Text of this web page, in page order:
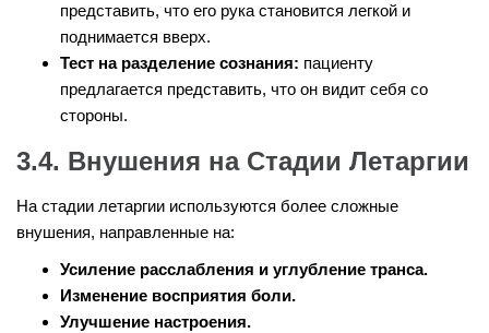
представить, что его рука становится легкой и
поднимается вверх.
Тест на разделение сознания: пациенту
предлагается представить, что он видит себя со
стороны.
3.4. Внушения на Стадии Летаргии
На стадии летаргии используются более сложные
внушения, направленные на:
Усиление расслабления и углубление транса.
Изменение восприятия боли.
Улучшение настроения.